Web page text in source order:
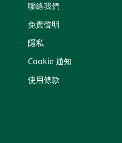
聯絡我們
免責聲明
隱私
Cookie 通知
使用條款